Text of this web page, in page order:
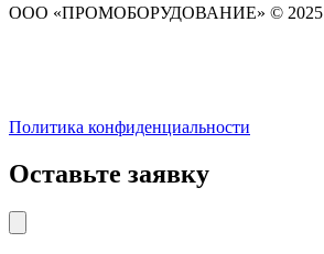
ООО «ПРОМОБОРУДОВАНИЕ» © 2025
Политика конфиденциальности
Оставьте заявку